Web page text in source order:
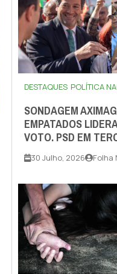
DESTAQUES POLÍTICA
SONDAGEM
EMPATADOS
VOTO. PSD EM
30 Julho, 2026 Folha